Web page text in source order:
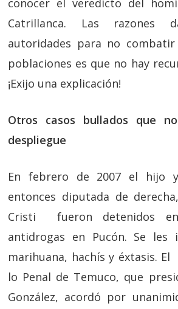
conocer el veredicto del
Catrillanca. Las razones
autoridades para no
poblaciones es que no hay
¡Exijo una explicación!
Otros casos bullados que
despliegue
En febrero de 2007 el hijo
entonces diputada de
Cristi fueron detenidos
antidrogas en Pucón. Se les
marihuana, hachís y éxtasis.
lo Penal de Temuco, que
González, acordó por